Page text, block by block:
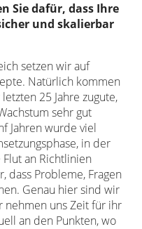
Sie dafür, dass Ihre
und skalierbar
setzen wir auf
Natürlich kommen
25 Jahre zugute,
sehr gut
Jahren wurde viel
in der
an Richtlinien
dass Probleme, Fragen
Genau hier sind wir
nehmen uns Zeit für ihr
an den Punkten, wo